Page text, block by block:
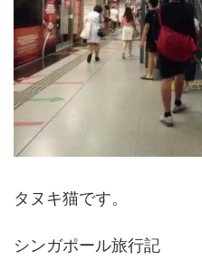
タヌキ猫です。
シンガポール旅行記